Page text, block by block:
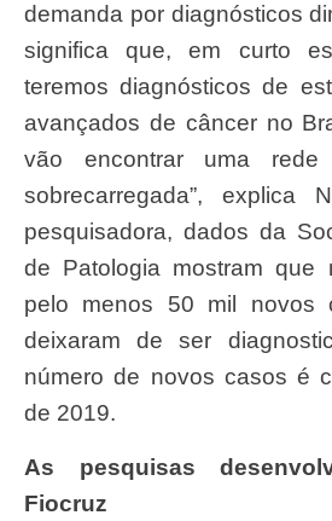
demanda por diagnósticos
significa que, em curto
teremos diagnósticos de
avançados de câncer no
vão encontrar uma rede
sobrecarregada”, explica
pesquisadora, dados da
de Patologia mostram que
pelo menos 50 mil novos
deixaram de ser
número de novos casos é
de 2019.
As pesquisas desenvolvidas no CEE-
Fiocruz